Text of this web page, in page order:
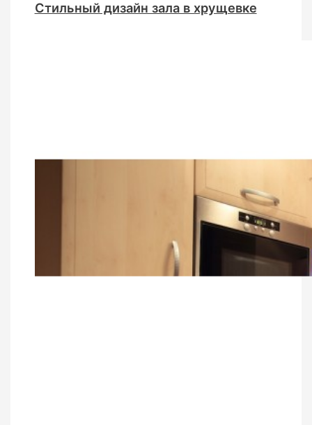
Стильный дизайн зала в хрущевке